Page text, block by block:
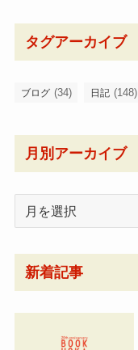
タグアーカイブ
ブログ (34) 日記 (148)
月別アーカイブ
ー
カ
新着記事